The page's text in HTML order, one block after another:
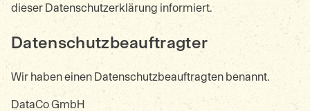
dieser Datenschutzerklärung informiert.
Datenschutz­beauftragter
Wir haben einen Datenschutzbeauftragten benannt.
DataCo GmbH